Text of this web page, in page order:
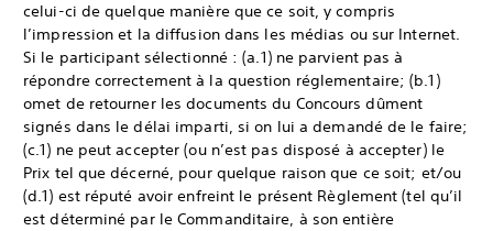
celui-ci de quelque manière que ce soit, y compris
l’impression et la diffusion dans les médias ou sur Internet.
Si le participant sélectionné : (a.1) ne parvient pas à
répondre correctement à la question réglementaire; (b.1)
omet de retourner les documents du Concours dûment
signés dans le délai imparti, si on lui a demandé de le faire;
(c.1) ne peut accepter (ou n’est pas disposé à accepter) le
Prix tel que décerné, pour quelque raison que ce soit; et/ou
(d.1) est réputé avoir enfreint le présent Règlement (tel qu’il
est déterminé par le Commanditaire, à son entière